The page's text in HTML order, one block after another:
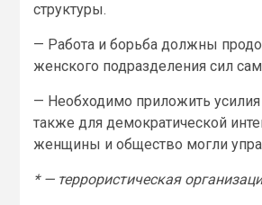
структуры.
— Работа и борьба должны
женского подразделения сил
— Необходимо приложить усилия
также для демократической
женщины и общество могли
* — террористическая